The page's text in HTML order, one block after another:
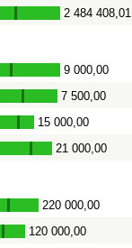
- 2 484 408,01
- 9 000,00
- 7 500,00
- 15 000,00
- 21 000,00
- 220 000,00
- 120 000,00